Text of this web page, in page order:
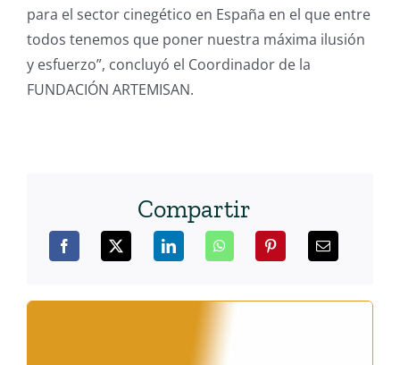
para el sector cinegético en España en el que entre
todos tenemos que poner nuestra máxima ilusión
y esfuerzo”, concluyó el Coordinador de la
FUNDACIÓN ARTEMISAN.
Compartir